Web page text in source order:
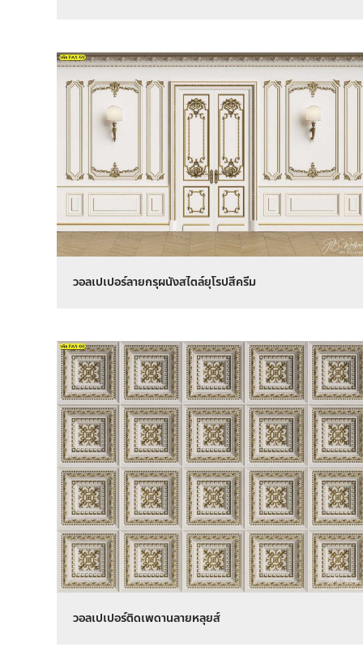
วอลเปเปอร์ลายกรุผนังสไตล์ยุโรปสีครีม
วอลเปเปอร์ติดเพดานลายหลุยส์